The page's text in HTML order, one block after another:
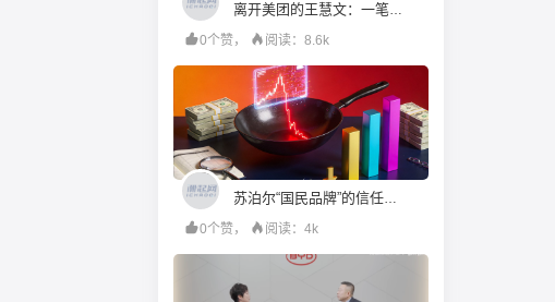
离开美团的王慧文：一笔投资赚20倍，押中24家AI公司
0个赞，
阅读：8.6k
苏泊尔“国民品牌”的信任，是如何被一步步透支的
0个赞，
阅读：4k